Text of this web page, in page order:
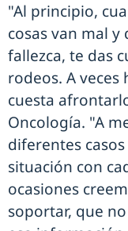
"Al principio,
cosas van mal
fallezca, te das
rodeos. A
cuesta
Oncología. "A
diferentes
situación con
ocasiones
soportar, que